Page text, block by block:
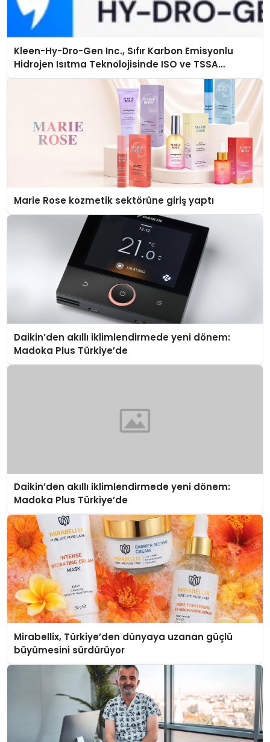
Kleen-Hy-Dro-Gen Inc., Sıfır Karbon Emisyonlu
Hidrojen Isıtma Teknolojisinde ISO ve TSSA
Düzenleyici Onaylarını Aldı
Marie Rose kozmetik sektörüne giriş yaptı
Daikin’den akıllı iklimlendirmede yeni dönem:
Madoka Plus Türkiye’de
Daikin’den akıllı iklimlendirmede yeni dönem:
Madoka Plus Türkiye’de
Mirabellix, Türkiye’den dünyaya uzanan güçlü
büyümesini sürdürüyor